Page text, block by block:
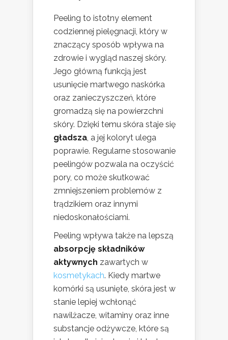
Peeling to istotny element
codziennej pielęgnacji, który w
znaczący sposób wpływa na
zdrowie i wygląd naszej skóry.
Jego główną funkcją jest
usunięcie martwego naskórka
oraz zanieczyszczeń, które
gromadzą się na powierzchni
skóry. Dzięki temu skóra staje się
gładsza, a jej koloryt ulega
poprawie. Regularne stosowanie
peelingów pozwala na oczyścić
pory, co może skutkować
zmniejszeniem problemów z
trądzikiem oraz innymi
niedoskonałościami.
Peeling wpływa także na lepszą
absorpcję składników
aktywnych zawartych w
kosmetykach. Kiedy martwe
komórki są usunięte, skóra jest w
stanie lepiej wchłonąć
nawilżacze, witaminy oraz inne
substancje odżywcze, które są